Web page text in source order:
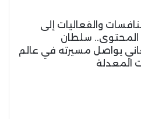
والفعاليات إلى
المحتوى.. سلطان
يواصل مسيرته في عالم
المعدلة